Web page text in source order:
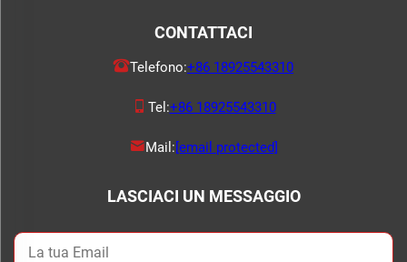
CONTATTACI
Telefono:+86 18925543310
Tel:+86 18925543310
Mail:[email protected]
LASCIACI UN MESSAGGIO